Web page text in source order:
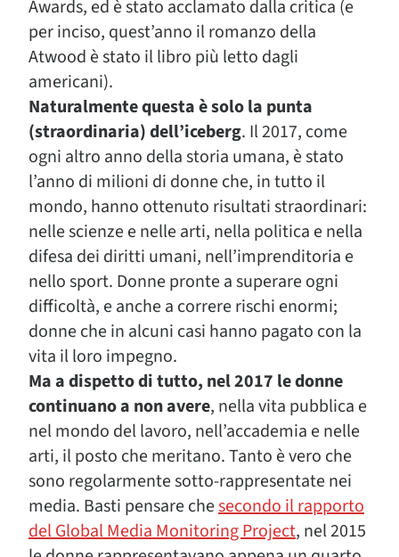
Awards, ed è stato acclamato dalla critica (e
per inciso, quest’anno il romanzo della
Atwood è stato il libro più letto dagli
americani).
Naturalmente questa è solo la punta
(straordinaria) dell’iceberg. Il 2017, come
ogni altro anno della storia umana, è stato
l’anno di milioni di donne che, in tutto il
mondo, hanno ottenuto risultati straordinari:
nelle scienze e nelle arti, nella politica e nella
difesa dei diritti umani, nell’imprenditoria e
nello sport. Donne pronte a superare ogni
difficoltà, e anche a correre rischi enormi;
donne che in alcuni casi hanno pagato con la
vita il loro impegno.
Ma a dispetto di tutto, nel 2017 le donne
continuano a non avere, nella vita pubblica e
nel mondo del lavoro, nell’accademia e nelle
arti, il posto che meritano. Tanto è vero che
sono regolarmente sotto-rappresentate nei
media. Basti pensare chesecondo il rapporto
del Global Media Monitoring Project, nel 2015